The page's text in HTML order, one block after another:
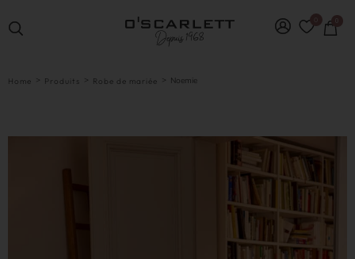
Home > Produits > Robe de mariée > Noemie